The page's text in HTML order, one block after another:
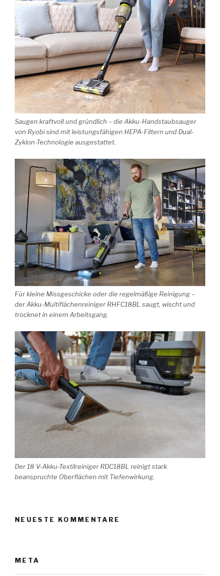
Saugen kraftvoll und gründlich – die Akku-Handstaubsauger
von Ryobi sind mit leistungsfähigen HEPA-Filtern und Dual-
Zyklon-Technologie ausgestattet.
Für kleine Missgeschicke oder die regelmäßige Reinigung –
der Akku-Multiflächenreiniger RHFC18BL saugt, wischt und
trocknet in einem Arbeitsgang.
Der 18 V-Akku-Textilreiniger RDC18BL reinigt stark
beanspruchte Oberflächen mit Tiefenwirkung.
NEUESTE KOMMENTARE
META